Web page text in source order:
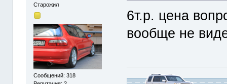
Старожил
Сообщений: 318
6т.р. цена
вообще не